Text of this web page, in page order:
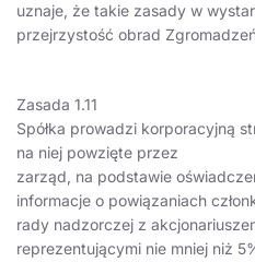
uznaje, że takie zasady w
przejrzystość obrad
Zasada 1.11
Spółka prowadzi korporacyjną
na niej powzięte przez
zarząd, na podstawie
informacje o powiązaniach
rady nadzorczej z
reprezentującymi nie mniej niż